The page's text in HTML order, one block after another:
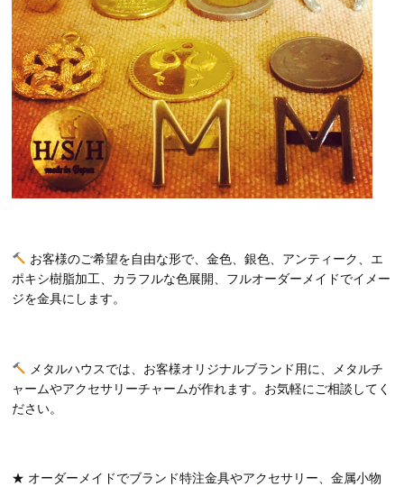
お客様のご希望を自由な形で、金色、銀色、アンティーク、エ
ポキシ樹脂加工、カラフルな色展開、フルオーダーメイドでイメー
ジを金具にします。
メタルハウスでは、お客様オリジナルブランド用に、メタルチ
ャームやアクセサリーチャームが作れます。お気軽にご相談してく
ださい。
★ オーダーメイドでブランド特注金具やアクセサリー、金属小物